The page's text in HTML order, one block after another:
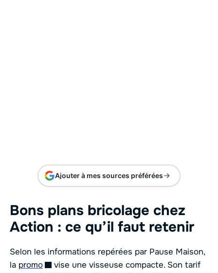
Ajouter à mes sources préférées
Bons plans bricolage chez
Action : ce qu’il faut retenir
Selon les informations repérées par Pause Maison,
la promo
vise une visseuse compacte. Son tarif